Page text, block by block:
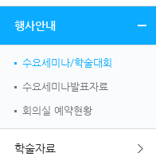
행사안내
수요세미나/학술대회
수요세미나발표자료
회의실 예약현황
학술자료